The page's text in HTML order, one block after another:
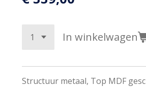
In winkelwagen
Structuur metaal, Top MDF